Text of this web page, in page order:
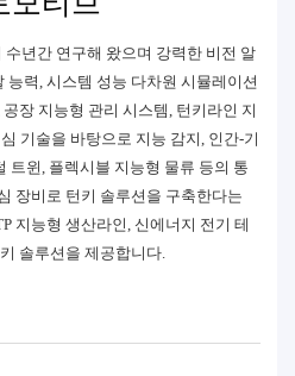
년간 연구해 왔으며 강력한 비전 알
능력, 시스템 성능 다차원 시뮬레이션
장 지능형 관리 시스템, 턴키라인 지
기술을 바탕으로 지능 감지, 인간-기
트윈, 플렉시블 지능형 물류 등의 통
장비로 턴키 솔루션을 구축한다는
지능형 생산라인, 신에너지 전기 테
솔루션을 제공합니다.